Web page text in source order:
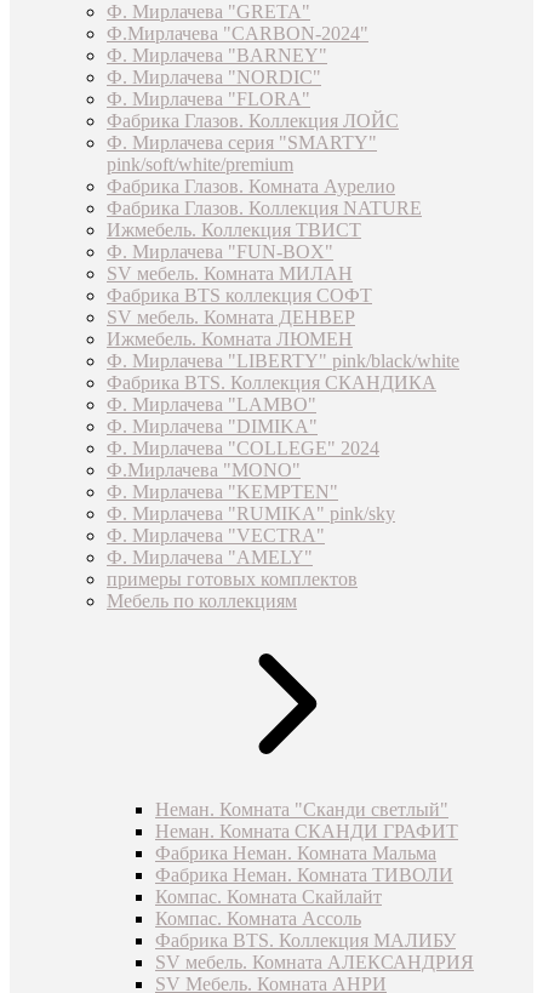
Ф. Мирлачева "GRETA"
Ф.Мирлачева "CARBON-2024"
Ф. Мирлачева "BARNEY"
Ф. Мирлачева "NORDIC"
Ф. Мирлачева "FLORA"
Фабрика Глазов. Коллекция ЛОЙС
Ф. Мирлачева серия "SMARTY"
pink/soft/white/premium
Фабрика Глазов. Комната Аурелио
Фабрика Глазов. Коллекция NATURE
Ижмебель. Коллекция ТВИСТ
Ф. Мирлачева "FUN-BOX"
SV мебель. Комната МИЛАН
Фабрика BTS коллекция СОФТ
SV мебель. Комната ДЕНВЕР
Ижмебель. Комната ЛЮМЕН
Ф. Мирлачева "LIBERTY" pink/black/white
Фабрика BTS. Коллекция СКАНДИКА
Ф. Мирлачева "LAMBO"
Ф. Мирлачева "DIMIKA"
Ф. Мирлачева "COLLEGE" 2024
Ф.Мирлачева "MONO"
Ф. Мирлачева "KEMPTEN"
Ф. Мирлачева "RUMIKA" pink/sky
Ф. Мирлачева "VECTRA"
Ф. Мирлачева "AMELY"
примеры готовых комплектов
Мебель по коллекциям
Неман. Комната "Сканди светлый"
Неман. Комната СКАНДИ ГРАФИТ
Фабрика Неман. Комната Мальма
Фабрика Неман. Комната ТИВОЛИ
Компас. Комната Скайлайт
Компас. Комната Ассоль
Фабрика BTS. Коллекция МАЛИБУ
SV мебель. Комната АЛЕКСАНДРИЯ
SV Мебель. Комната АНРИ